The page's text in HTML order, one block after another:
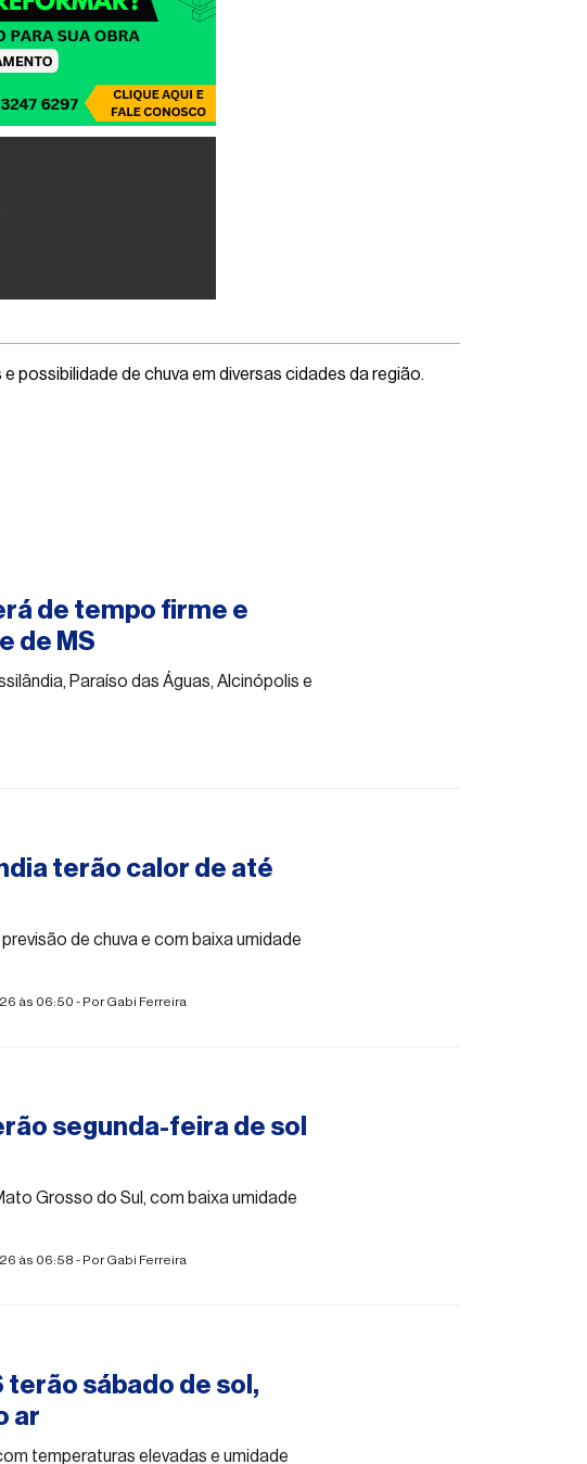
possibilidade de chuva em diversas cidades da região.
de tempo firme e
de MS
Paraíso das Águas, Alcinópolis e
terão calor de até
de chuva e com baixa umidade
às 06:50 - PorGabi Ferreira
segunda-feira de sol
Grosso do Sul, com baixa umidade
às 06:58 - PorGabi Ferreira
terão sábado de sol,
ar
temperaturas elevadas e umidade